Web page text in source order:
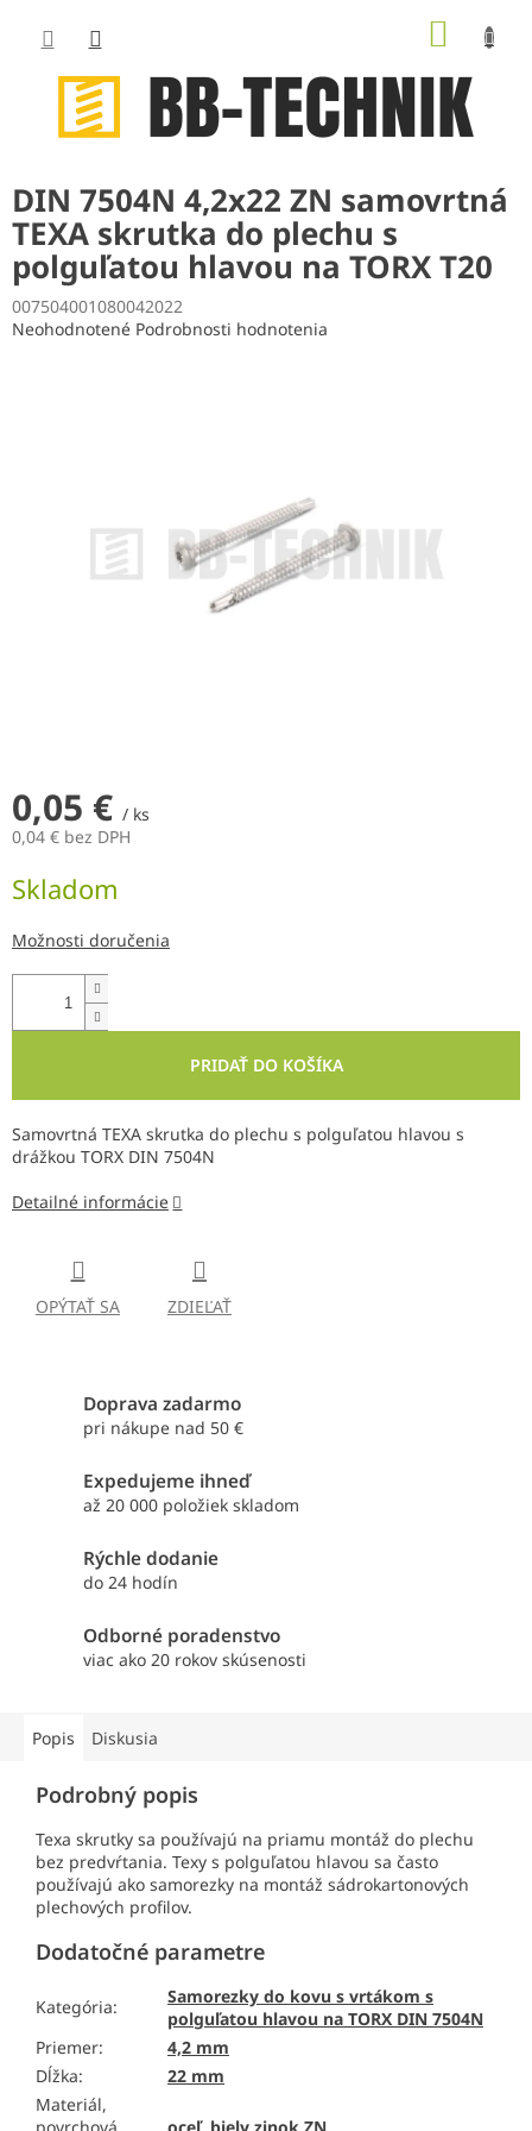
obsah
DIN 7504N 4,2x22 ZN samovrtná
TEXA skrutka do plechu s
polguľatou hlavou na TORX T20
007504001080042022
Priemerné
Neohodnotené Podrobnosti hodnotenia
0,05 € / ks
0,04 € bez DPH
cena:
Skladom
Možnosti doručenia
PRIDAŤ DO KOŠÍKA
Samovrtná TEXA skrutka do plechu s polguľatou hlavou s
drážkou TORX DIN 7504N
Detailné informácie
OPÝTAŤ SA ZDIEĽAŤ
Doprava zadarmo
pri nákupe nad 50 €
Expedujeme ihneď
až 20 000 položiek skladom
Rýchle dodanie
do 24 hodín
Odborné poradenstvo
viac ako 20 rokov skúsenosti
Popis Diskusia
Podrobný popis
Texa skrutky sa používajú na priamu montáž do plechu
bez predvŕtania. Texy s polguľatou hlavou sa často
používajú ako samorezky na montáž sádrokartonových
plechových profilov.
Dodatočné parametre
Kategória:
Samorezky do kovu s vrtákom s
polguľatou hlavou na TORX DIN 7504N
Priemer:
4,2 mm
Dĺžka:
22 mm
Materiál,